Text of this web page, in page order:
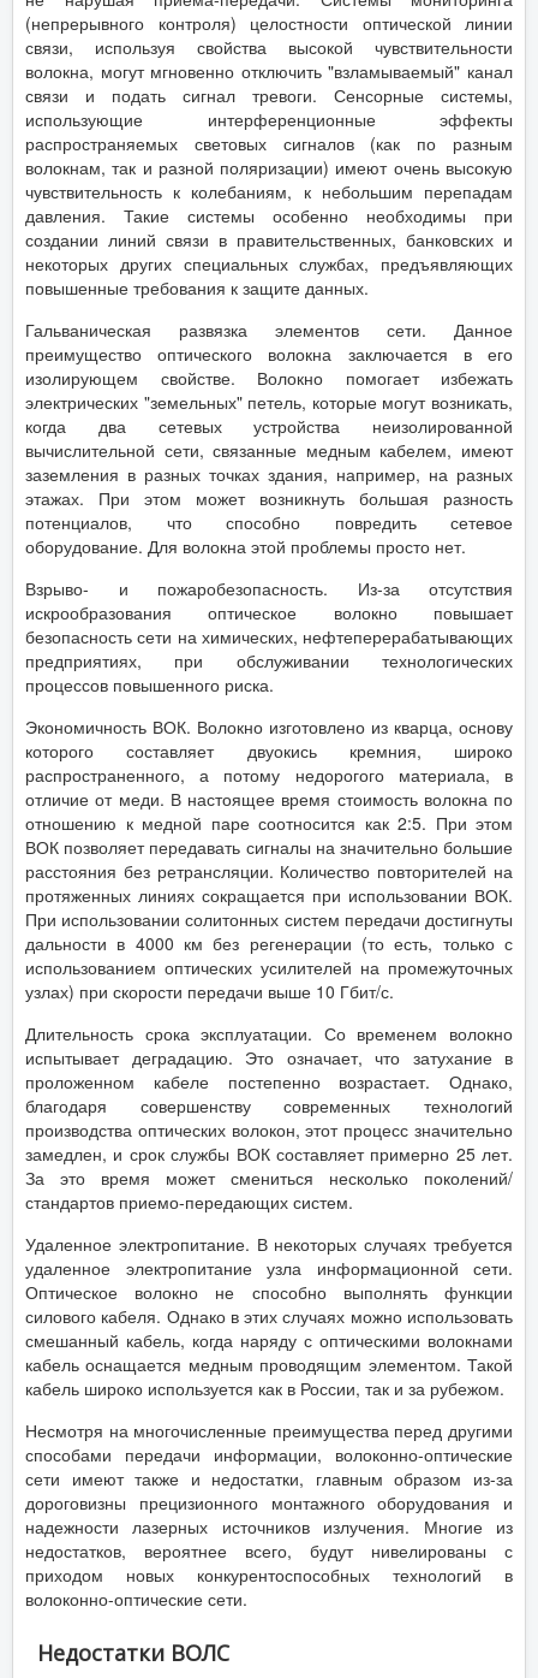
(непрерывного контроля) целостности оптической линии
связи, используя свойства высокой чувствительности
волокна, могут мгновенно отключить "взламываемый" канал
связи и подать сигнал тревоги. Сенсорные системы,
использующие интерференционные эффекты
распространяемых световых сигналов (как по разным
волокнам, так и разной поляризации) имеют очень высокую
чувствительность к колебаниям, к небольшим перепадам
давления. Такие системы особенно необходимы при
создании линий связи в правительственных, банковских и
некоторых других специальных службах, предъявляющих
повышенные требования к защите данных.
Гальваническая развязка элементов сети. Данное
преимущество оптического волокна заключается в его
изолирующем свойстве. Волокно помогает избежать
электрических "земельных" петель, которые могут возникать,
когда два сетевых устройства неизолированной
вычислительной сети, связанные медным кабелем, имеют
заземления в разных точках здания, например, на разных
этажах. При этом может возникнуть большая разность
потенциалов, что способно повредить сетевое
оборудование. Для волокна этой проблемы просто нет.
Взрыво- и пожаробезопасность. Из-за отсутствия
искрообразования оптическое волокно повышает
безопасность сети на химических, нефтеперерабатывающих
предприятиях, при обслуживании технологических
процессов повышенного риска.
Экономичность ВОК. Волокно изготовлено из кварца, основу
которого составляет двуокись кремния, широко
распространенного, а потому недорогого материала, в
отличие от меди. В настоящее время стоимость волокна по
отношению к медной паре соотносится как 2:5. При этом
ВОК позволяет передавать сигналы на значительно большие
расстояния без ретрансляции. Количество повторителей на
протяженных линиях сокращается при использовании ВОК.
При использовании солитонных систем передачи достигнуты
дальности в 4000 км без регенерации (то есть, только с
использованием оптических усилителей на промежуточных
узлах) при скорости передачи выше 10 Гбит/с.
Длительность срока эксплуатации. Со временем волокно
испытывает деградацию. Это означает, что затухание в
проложенном кабеле постепенно возрастает. Однако,
благодаря совершенству современных технологий
производства оптических волокон, этот процесс значительно
замедлен, и срок службы ВОК составляет примерно 25 лет.
За это время может смениться несколько поколений/
стандартов приемо-передающих систем.
Удаленное электропитание. В некоторых случаях требуется
удаленное электропитание узла информационной сети.
Оптическое волокно не способно выполнять функции
силового кабеля. Однако в этих случаях можно использовать
смешанный кабель, когда наряду с оптическими волокнами
кабель оснащается медным проводящим элементом. Такой
кабель широко используется как в России, так и за рубежом.
Несмотря на многочисленные преимущества перед другими
способами передачи информации, волоконно-оптические
сети имеют также и недостатки, главным образом из-за
дороговизны прецизионного монтажного оборудования и
надежности лазерных источников излучения. Многие из
недостатков, вероятнее всего, будут нивелированы с
приходом новых конкурентоспособных технологий в
волоконно-оптические сети.
Недостатки ВОЛС